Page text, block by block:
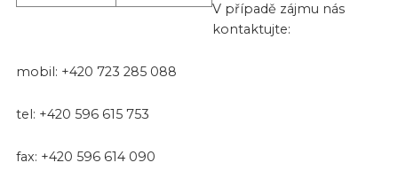
V případě zájmu nás
kontaktujte:
mobil: +420 723 285 088
tel: +420 596 615 753
fax: +420 596 614 090